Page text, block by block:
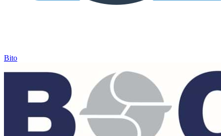
Bito